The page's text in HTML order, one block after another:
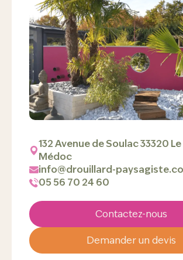
132 Avenue de Soulac 33320
Médoc
info@drouillard-
05 56 70 24 60
Contactez-nous
Demander un devis